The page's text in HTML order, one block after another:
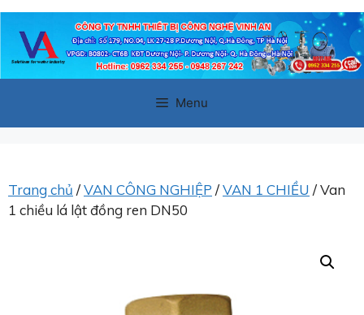
Chuyển
đến
Menu
Trang chủ /VAN CÔNG NGHIỆP /VAN 1 CHIỀU / Van
1 chiều lá lật đồng ren DN50